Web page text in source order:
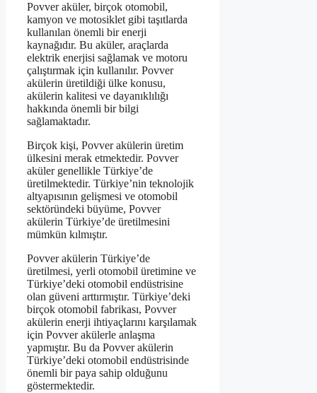
Povver aküler, birçok otomobil,
kamyon ve motosiklet gibi taşıtlarda
kullanılan önemli bir enerji
kaynağıdır. Bu aküler, araçlarda
elektrik enerjisi sağlamak ve motoru
çalıştırmak için kullanılır. Povver
akülerin üretildiği ülke konusu,
akülerin kalitesi ve dayanıklılığı
hakkında önemli bir bilgi
sağlamaktadır.
Birçok kişi, Povver akülerin üretim
ülkesini merak etmektedir. Povver
aküler genellikle Türkiye’de
üretilmektedir. Türkiye’nin teknolojik
altyapısının gelişmesi ve otomobil
sektöründeki büyüme, Povver
akülerin Türkiye’de üretilmesini
mümkün kılmıştır.
Povver akülerin Türkiye’de
üretilmesi, yerli otomobil üretimine ve
Türkiye’deki otomobil endüstrisine
olan güveni arttırmıştır. Türkiye’deki
birçok otomobil fabrikası, Povver
akülerin enerji ihtiyaçlarını karşılamak
için Povver akülerle anlaşma
yapmıştır. Bu da Povver akülerin
Türkiye’deki otomobil endüstrisinde
önemli bir paya sahip olduğunu
göstermektedir.